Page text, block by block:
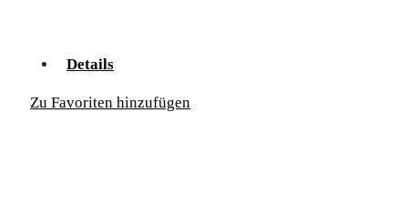
Details
Zu Favoriten hinzufügen